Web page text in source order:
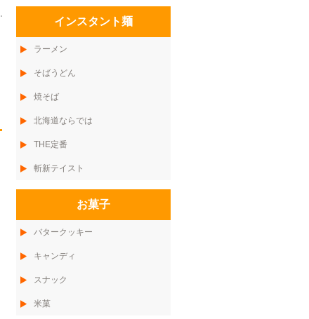
インスタント麺
ラーメン
そばうどん
焼そば
北海道ならでは
THE定番
斬新テイスト
お菓子
バタークッキー
キャンディ
スナック
米菓